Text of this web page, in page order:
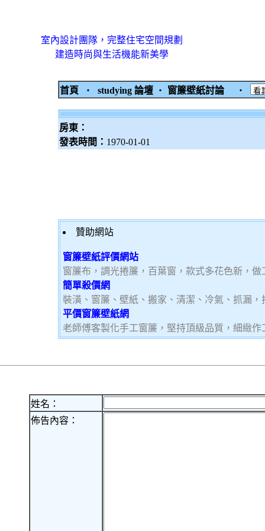
室內設計團隊，完整住宅空間規劃
建造時尚與生活機能新美學
首頁 ‧ studying 論壇 ‧ 窗簾壁紙討論 ‧
房東：
發表時間： 1970-01-01
贊助網站
窗簾壁紙評價網站
窗簾布，調光捲簾，百葉窗，款式多花色新，
簡單殺價網
裝潢、窗簾、壁紙、搬家、清潔、冷氣、抓漏
平價窗簾壁紙網
老師傅客製化手工窗簾，堅持頂級品質，細緻
姓名：
佈告內容：